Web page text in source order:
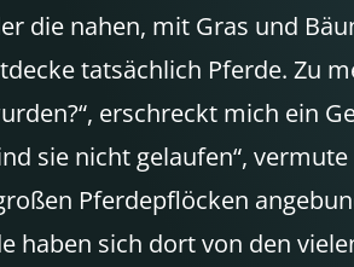
die nahen, mit Gras und
tatsächlich Pferde. Zu
erschreckt mich ein
sie nicht gelaufen“,
Pferdepflöcken
sich dort von den